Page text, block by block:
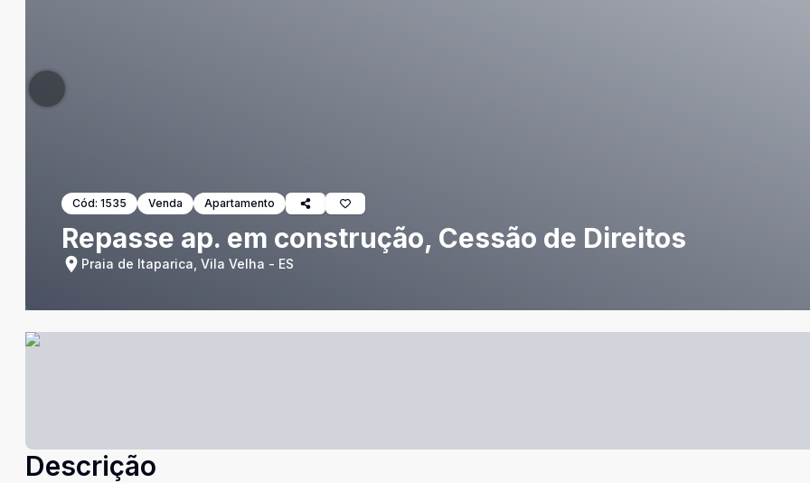
Cód: 1535 Venda Apartamento
Repasse ap. em construção, Cessão de Direitos
Praia de Itaparica, Vila Velha - ES
Descrição